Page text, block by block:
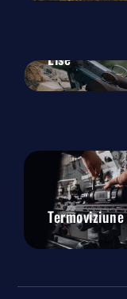
Lise
Termoviziune